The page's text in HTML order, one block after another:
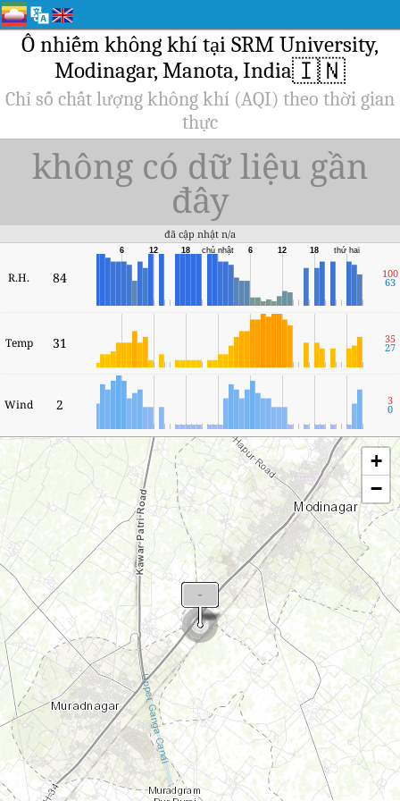
Ô nhiễm không khí tại SRM University,
Modinagar, Manota, India🇮🇳
Chỉ số chất lượng không khí (AQI) theo thời gian
thực
không có dữ liệu gần
đây
đã cập nhật n/a
R.H. 84
thứ hai
18
12
6
chủ nhật
18
12
6
100
63
Temp 31 35
27
Wind 2 3
0
+
−